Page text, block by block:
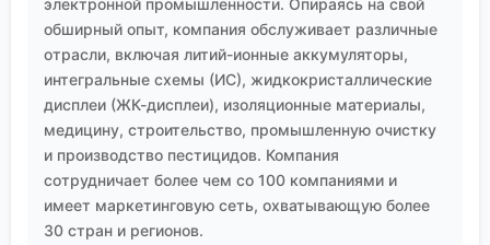
электронной промышленности. Опираясь на свой
обширный опыт, компания обслуживает различные
отрасли, включая литий-ионные аккумуляторы,
интегральные схемы (ИС), жидкокристаллические
дисплеи (ЖК-дисплеи), изоляционные материалы,
медицину, строительство, промышленную очистку
и производство пестицидов. Компания
сотрудничает более чем со 100 компаниями и
имеет маркетинговую сеть, охватывающую более
30 стран и регионов.